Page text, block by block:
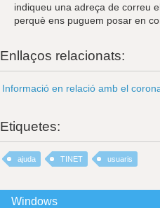
indiqueu una adreça de correu
perquè ens puguem posar en
Enllaços relacionats:
Informació en relació amb el
Etiquetes:
ajuda TINET usuaris
Windows